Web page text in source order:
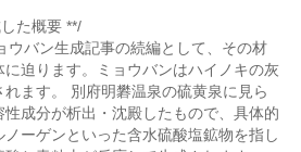
た概要 **/
ウバン生成記事の続編として、その材
迫ります。ミョウバンはハイノキの灰
ます。 別府明礬温泉の硫黄泉に見ら
成分が析出・沈殿したもので、具体的
ーゲンといった含水硫酸塩鉱物を指し